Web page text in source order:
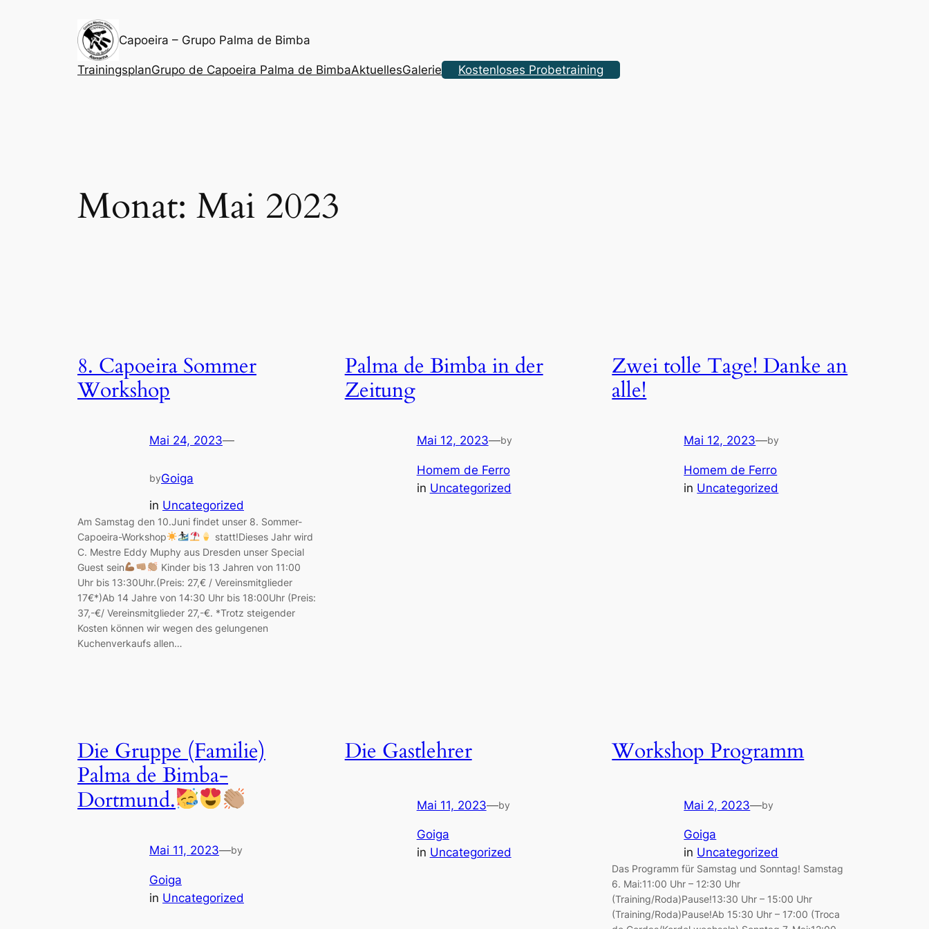
Capoeira – Grupo Palma de Bimba
TrainingsplanGrupo de Capoeira Palma de BimbaAktuellesGalerie Kostenloses Probetraining
Monat: Mai 2023
8. Capoeira Sommer
Workshop
Mai 24, 2023—
byGoiga
in Uncategorized
Am Samstag den 10.Juni findet unser 8. Sommer-
Capoeira-Workshop
statt!Dieses Jahr wird
C. Mestre Eddy Muphy aus Dresden unser Special
Guest sein
Kinder bis 13 Jahren von 11:00
Uhr bis 13:30Uhr.(Preis: 27,€ / Vereinsmitglieder
17€*)Ab 14 Jahre von 14:30 Uhr bis 18:00Uhr (Preis:
37,-€/ Vereinsmitglieder 27,-€. *Trotz steigender
Kosten können wir wegen des gelungenen
Kuchenverkaufs allen…
Palma de Bimba in der
Zeitung
Mai 12, 2023—by
Homem de Ferro
in Uncategorized
Zwei tolle Tage! Danke an
alle!
Mai 12, 2023—by
Homem de Ferro
in Uncategorized
Die Gruppe (Familie)
Palma de Bimba-
Dortmund.
Mai 11, 2023—by
Goiga
in Uncategorized
Die Gastlehrer
Mai 11, 2023—by
Goiga
in Uncategorized
Workshop Programm
Mai 2, 2023—by
Goiga
in Uncategorized
Das Programm für Samstag und Sonntag! Samstag
6. Mai:11:00 Uhr – 12:30 Uhr
(Training/Roda)Pause!13:30 Uhr – 15:00 Uhr
(Training/Roda)Pause!Ab 15:30 Uhr – 17:00 (Troca